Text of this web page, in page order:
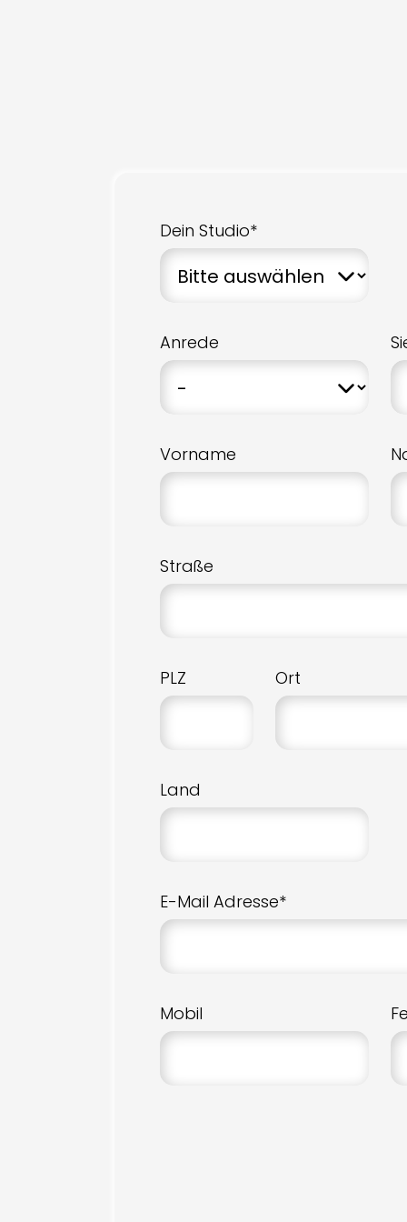
Dein Studio*
Anrede
Vorname
Straße
PLZ Ort
Land
E-Mail Adresse*
Mobil